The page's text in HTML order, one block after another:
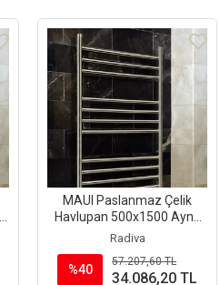
MAUI Paslanmaz Çelik
Havlupan 500x1500 Ayna
Polisaj
Radiva
%40
57.207,60 TL
34.086,20 TL